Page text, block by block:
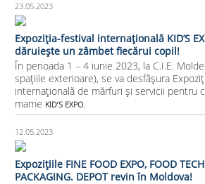
23.05.2023
Expoziţia-festival internaţională KID’S
dăruiește un zâmbet fiecărui copil!
În perioada 1 – 4 iunie 2023, la C.I.E.
spaţiile exterioare), se va desfăşura
internaţională de mărfuri şi servicii pentru
mame KID’S EXPO.
12.05.2023
Expozițiile FINE FOOD EXPO, FOOD
PACKAGING. DEPOT revin în Moldova!